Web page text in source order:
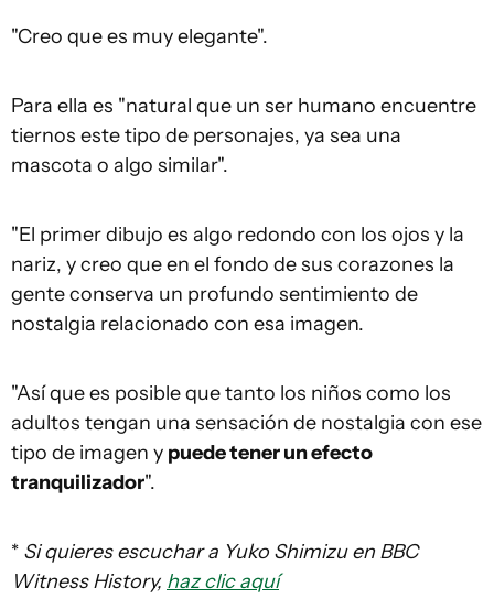
"Creo que es muy elegante".
Para ella es "natural que un ser humano encuentre
tiernos este tipo de personajes, ya sea una
mascota o algo similar".
"El primer dibujo es algo redondo con los ojos y la
nariz, y creo que en el fondo de sus corazones la
gente conserva un profundo sentimiento de
nostalgia relacionado con esa imagen.
"Así que es posible que tanto los niños como los
adultos tengan una sensación de nostalgia con ese
tipo de imagen y puede tener un efecto
tranquilizador".
* Si quieres escuchar a Yuko Shimizu en BBC
Witness History, haz clic aquí